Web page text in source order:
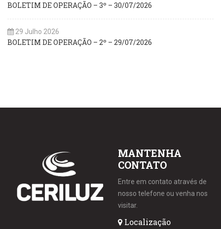
BOLETIM DE OPERAÇÃO – 3º – 30/07/2026
29 Julho 2026
BOLETIM DE OPERAÇÃO – 2º – 29/07/2026
MANTENHA
CONTATO
Entre em contato através de
nosso telefone ou venha nos
visitar.
Localização